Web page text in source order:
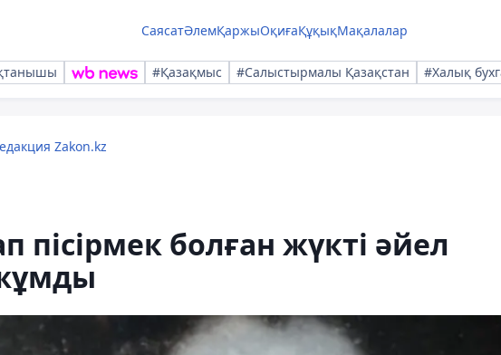
СаясатӘлемҚаржыОқиғаҚұқықМақалалар
#Қазақмыс #Салыстырмалы Қазақстан #Халық
Zakon.kz
пісірмек болған жүкті әйел